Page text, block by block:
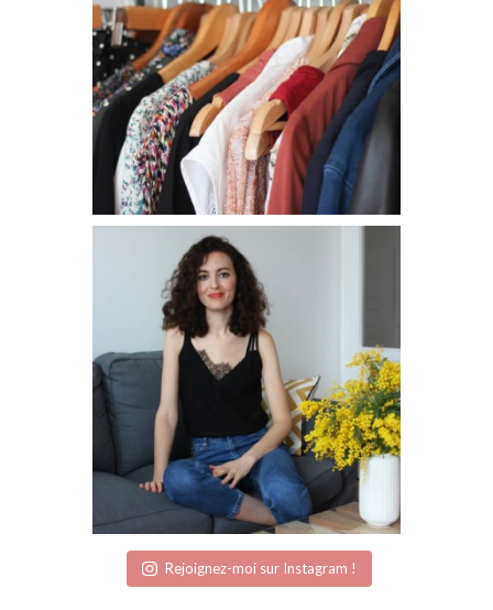
Rejoignez-moi sur Instagram !